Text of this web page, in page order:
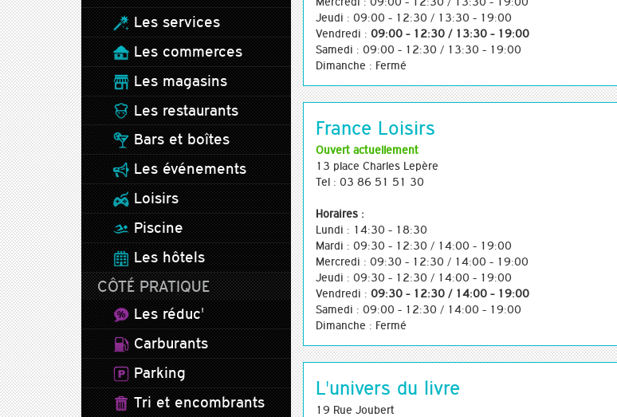
Les services
Les commerces
Les magasins
Les restaurants
Bars et boîtes
Les événements
Loisirs
Piscine
Les hôtels
CÔTÉ PRATIQUE
Les réduc'
Carburants
Parking
Tri et encombrants
Jeudi : 09:00 - 12:30 / 13:30 - 19:00
Vendredi : 09:00 - 12:30 / 13:30 - 19:00
Samedi : 09:00 - 12:30 / 13:30 - 19:00
Dimanche : Fermé
France Loisirs
Ouvert actuellement
13 place Charles Lepère
Tel : 03 86 51 51 30
Horaires :
Lundi : 14:30 - 18:30
Mardi : 09:30 - 12:30 / 14:00 - 19:00
Mercredi : 09:30 - 12:30 / 14:00 - 19:00
Jeudi : 09:30 - 12:30 / 14:00 - 19:00
Vendredi : 09:30 - 12:30 / 14:00 - 19:00
Samedi : 09:00 - 12:30 / 14:00 - 19:00
Dimanche : Fermé
L'univers du livre
19 Rue Joubert